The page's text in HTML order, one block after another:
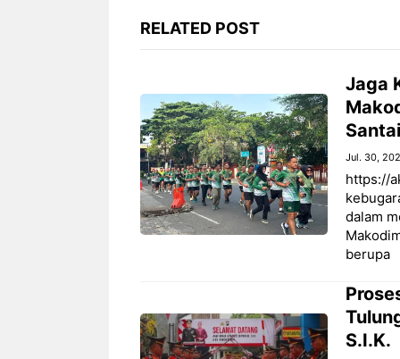
RELATED POST
Jaga
Jul. 30,
https://
dalam
berupa
S.I.K.